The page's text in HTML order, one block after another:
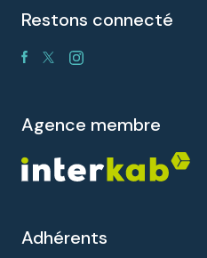
restons connecté
agence membre
Adhérents